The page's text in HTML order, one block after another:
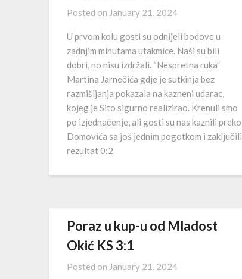
Posted on January 21. 2024
U prvom kolu gosti su odnijeli bodove u
zadnjim minutama utakmice. Naši su bili
dobri, no nisu izdržali. “Nespretna ruka”
Martina Jarnečića gdje je sutkinja bez
razmišljanja pokazala na kazneni udarac,
kojeg je Sito sigurno realizirao. Krenuli smo
po izjednačenje, ali gosti su nas kaznili preko
Domovića sa još jednim pogotkom i zaključili
rezultat 0:2
Poraz u kup-u od Mladost
Okić KS 3:1
Posted on January 21. 2024